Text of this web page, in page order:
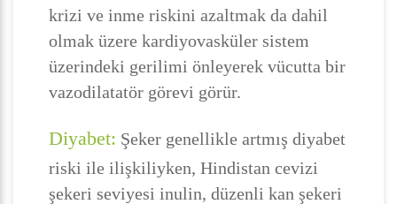
krizi ve inme riskini azaltmak da dahil
olmak üzere kardiyovasküler sistem
üzerindeki gerilimi önleyerek vücutta bir
vazodilatatör görevi görür.
Diyabet: Şeker genellikle artmış diyabet
riski ile ilişkiliyken, Hindistan cevizi
şekeri seviyesi inulin, düzenli kan şekeri